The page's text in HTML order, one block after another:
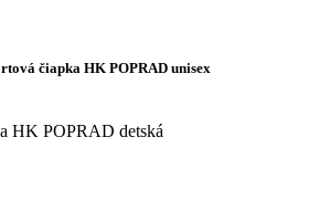
čiapka HK POPRAD unisex